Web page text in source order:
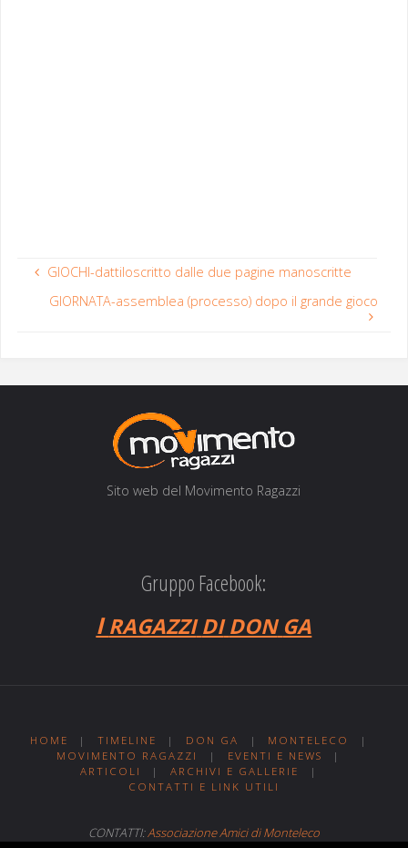
GIOCHI-dattiloscritto dalle due pagine manoscritte
GIORNATA-assemblea (processo) dopo il grande gioco
Sito web del Movi­men­to Ragazzi
Gruppo Facebook:
IRAGAZZI DI DON GA
HOME | TIMELINE | DON GA | MONTELECO
|
MOVIMENTO RAGAZZI
| EVENTI E NEWS
|
ARTICOLI
| ARCHIVI E GALLERIE
|
CONTATTI E LINK UTILI
CONTATTI:Associazione Amici di Monteleco